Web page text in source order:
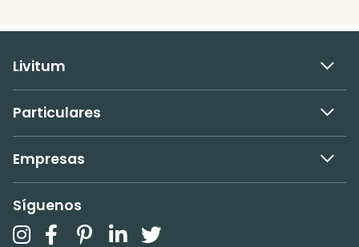
Livitum
Particulares
Empresas
Síguenos